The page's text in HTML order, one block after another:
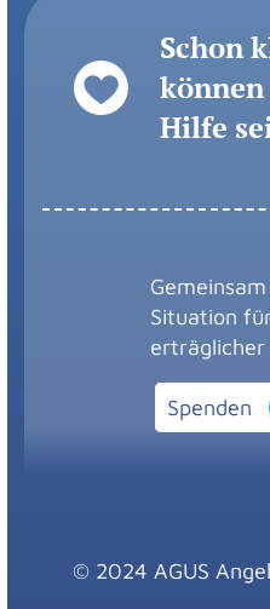
Schon
Hilfe
Situation
erträglicher
Spenden
© 2024 AGUS